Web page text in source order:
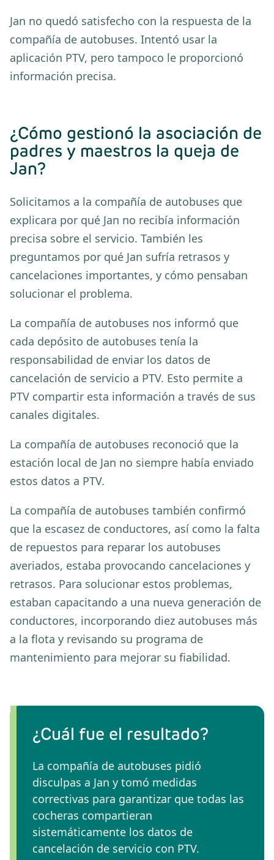
Jan no quedó satisfecho con la respuesta de la
compañía de autobuses. Intentó usar la
aplicación PTV, pero tampoco le proporcionó
información precisa.
¿Cómo gestionó la asociación de
padres y maestros la queja de
Jan?
Solicitamos a la compañía de autobuses que
explicara por qué Jan no recibía información
precisa sobre el servicio. También les
preguntamos por qué Jan sufría retrasos y
cancelaciones importantes, y cómo pensaban
solucionar el problema.
La compañía de autobuses nos informó que
cada depósito de autobuses tenía la
responsabilidad de enviar los datos de
cancelación de servicio a PTV. Esto permite a
PTV compartir esta información a través de sus
canales digitales.
La compañía de autobuses reconoció que la
estación local de Jan no siempre había enviado
estos datos a PTV.
La compañía de autobuses también confirmó
que la escasez de conductores, así como la falta
de repuestos para reparar los autobuses
averiados, estaba provocando cancelaciones y
retrasos. Para solucionar estos problemas,
estaban capacitando a una nueva generación de
conductores, incorporando diez autobuses más
a la flota y revisando su programa de
mantenimiento para mejorar su fiabilidad.
¿Cuál fue el resultado?
La compañía de autobuses pidió
disculpas a Jan y tomó medidas
correctivas para garantizar que todas las
cocheras compartieran
sistemáticamente los datos de
cancelación de servicio con PTV.